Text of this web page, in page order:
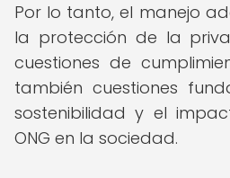
Por lo tanto, el manejo
la protección de la
cuestiones de
también cuestiones
sostenibilidad y el
ONG en la sociedad.